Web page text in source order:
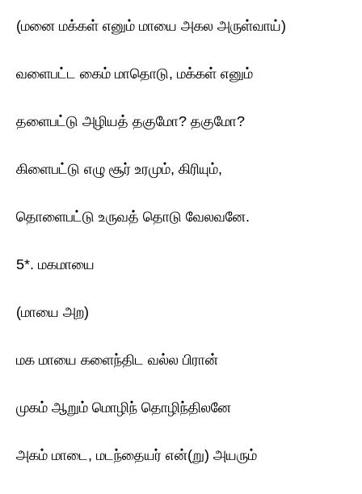
(மனை மக்கள் எனும் மாயை அகல அருள்வாய்)
வளைபட்ட கைம் மாதொடு, மக்கள் எனும்
தளைபட்டு அழியத் தகுமோ? தகுமோ?
கிளைபட்டு எழு சூர் உரமும், கிரியும்,
தொளைபட்டு உருவத் தொடு வேலவனே.
5*. மகமாயை
(மாயை அற)
மக மாயை களைந்திட வல்ல பிரான்
முகம் ஆறும் மொழிந் தொழிந்திலனே
அகம் மாடை, மடந்தையர் என்(று) அயரும்